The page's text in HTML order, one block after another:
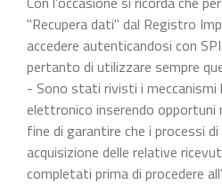
"Recupera dati" dal Registro
accedere autenticandosi con
pertanto di utilizzare sempre
- Sono stati rivisti i
elettronico inserendo opportuni
fine di garantire che i processi
acquisizione delle relative
completati prima di procedere